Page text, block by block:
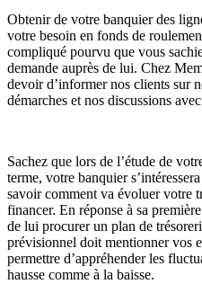
Obtenir de votre banquier des
votre besoin en fonds de
compliqué pourvu que vous
demande auprès de lui. Chez
devoir d’informer nos clients sur
démarches et nos discussions
Sachez que lors de l’étude de
terme, votre banquier
savoir comment va évoluer votre
financer. En réponse à sa
de lui procurer un plan de
prévisionnel doit mentionner vos
permettre d’appréhender les
hausse comme à la baisse.